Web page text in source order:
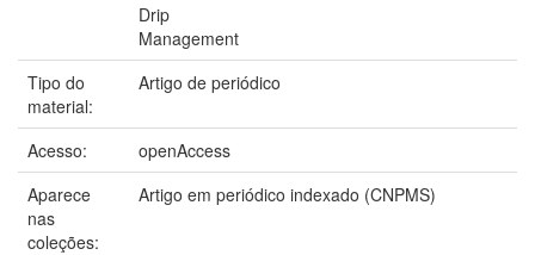
Drip
Management
Tipo do
material:
Artigo de periódico
Acesso:
openAccess
Aparece
nas
coleções:
Artigo em periódico indexado (CNPMS)